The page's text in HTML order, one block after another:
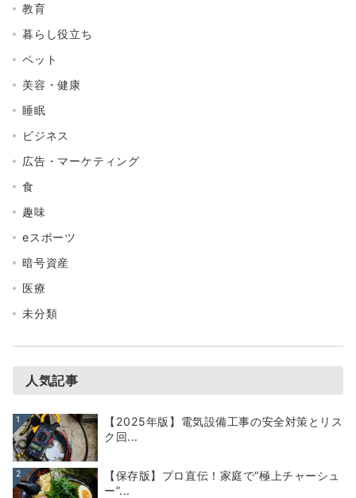
教育
暮らし役立ち
ペット
美容・健康
睡眠
ビジネス
広告・マーケティング
食
趣味
eスポーツ
暗号資産
医療
未分類
人気記事
1
【2025年版】電気設備工事の安全対策とリス
ク回...
2
【保存版】プロ直伝！家庭で“極上チャーシュ
ー”...